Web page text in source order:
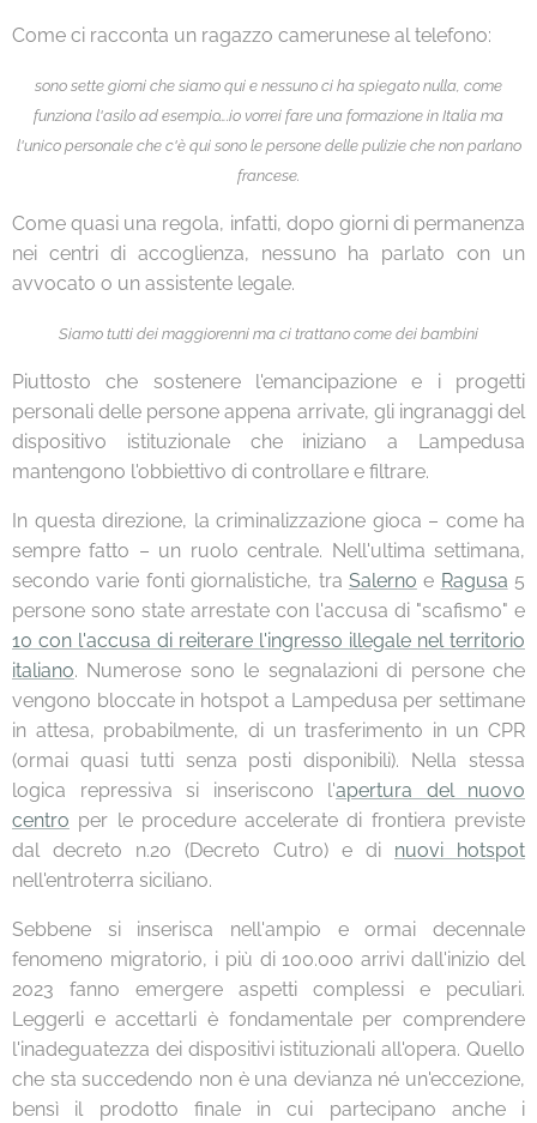
Come ci racconta un ragazzo camerunese al telefono:
sono sette giorni che siamo qui e nessuno ci ha spiegato nulla, come
funziona l'asilo ad esempio….io vorrei fare una formazione in Italia ma
l'unico personale che c'è qui sono le persone delle pulizie che non parlano
francese.
Come quasi una regola, infatti, dopo giorni di permanenza
nei centri di accoglienza, nessuno ha parlato con un
avvocato o un assistente legale.
Siamo tutti dei maggiorenni ma ci trattano come dei bambini
Piuttosto che sostenere l'emancipazione e i progetti
personali delle persone appena arrivate, gli ingranaggi del
dispositivo istituzionale che iniziano a Lampedusa
mantengono l'obbiettivo di controllare e filtrare.
In questa direzione, la criminalizzazione gioca – come ha
sempre fatto – un ruolo centrale. Nell'ultima settimana,
secondo varie fonti giornalistiche, tra Salerno e Ragusa 5
persone sono state arrestate con l'accusa di "scafismo" e
10 con l'accusa di reiterare l'ingresso illegale nel territorio
italiano. Numerose sono le segnalazioni di persone che
vengono bloccate in hotspot a Lampedusa per settimane
in attesa, probabilmente, di un trasferimento in un CPR
(ormai quasi tutti senza posti disponibili). Nella stessa
logica repressiva si inseriscono l'apertura del nuovo
centro per le procedure accelerate di frontiera previste
dal decreto n.20 (Decreto Cutro) e di nuovi hotspot
nell'entroterra siciliano.
Sebbene si inserisca nell'ampio e ormai decennale
fenomeno migratorio, i più di 100.000 arrivi dall'inizio del
2023 fanno emergere aspetti complessi e peculiari.
Leggerli e accettarli è fondamentale per comprendere
l'inadeguatezza dei dispositivi istituzionali all'opera. Quello
che sta succedendo non è una devianza né un'eccezione,
bensì il prodotto finale in cui partecipano anche i